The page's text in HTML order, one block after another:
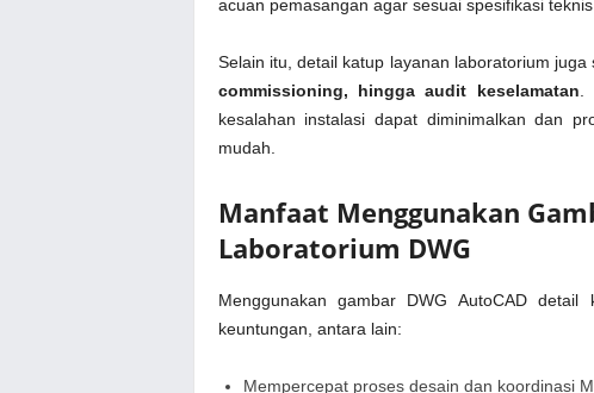
acuan pemasangan agar sesuai spesifikasi
Selain itu, detail katup layanan laboratorium
commissioning, hingga audit keselamatan
kesalahan instalasi dapat diminimalkan dan
mudah.
Manfaat Menggunakan
Laboratorium DWG
Menggunakan gambar DWG AutoCAD
keuntungan, antara lain:
Mempercepat proses desain dan koordinasi